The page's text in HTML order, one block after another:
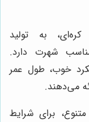
به تولید
شهرت دارد.
خوب، طول عمر
می‌دهند.
برای شرایط